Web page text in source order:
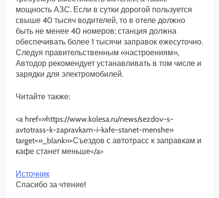
мощность АЗС. Если в сутки дорогой пользуется
свыше 40 тысяч водителей, то в отеле должно
быть не менее 40 номеров; станция должна
обеспечивать более 1 тысячи заправок ежесуточно.
Следуя правительственным «настроениям»,
Автодор рекомендует устанавливать в том числе и
зарядки для электромобилей.
Читайте также:
<a href=»https://www.kolesa.ru/news/sezdov-s-
avtotrass-k-zapravkam-i-kafe-stanet-menshe»
target=»_blank»>Съездов с автотрасс к заправкам и
кафе станет меньше</a>
Источник
Спасибо за чтение!